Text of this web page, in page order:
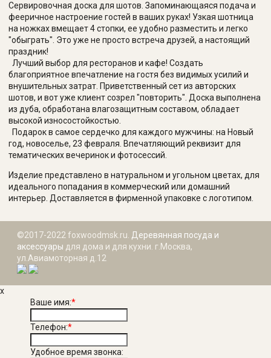
Сервировочная доска для шотов. Запоминающаяся подача и
фееричное настроение гостей в ваших руках! Узкая шотница
на ножках вмещает 4 стопки, ее удобно разместить и легко
"обыграть". Это уже не просто встреча друзей, а настоящий
праздник!
Лучший выбор для ресторанов и кафе! Создать
благоприятное впечатление на гостя без видимых усилий и
внушительных затрат. Приветственный сет из авторских
шотов, и вот уже клиент созрел "повторить". Доска выполнена
из дуба, обработана влагозащитным составом, обладает
высокой износостойкостью.
Подарок в самое сердечко для каждого мужчины: на Новый
год, новоселье, 23 февраля. Впечатляющий реквизит для
тематических вечеринок и фотосессий.
Изделие представлено в натуральном и угольном цветах, для
идеального попадания в коммерческий или домашний
интерьер. Доставляется в фирменной упаковке с логотипом.
©2017-2022 foxwoodmsk.ru. Деревянная посуда и
аксессуары для дома и для кухни. г.Москва,
ул.Авиамоторная д.12
x
Ваше имя:*
Телефон:*
Удобное время звонка: